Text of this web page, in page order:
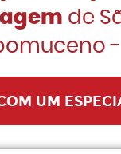
de
-
UM